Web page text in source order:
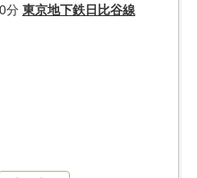
分 東京地下鉄日比谷線